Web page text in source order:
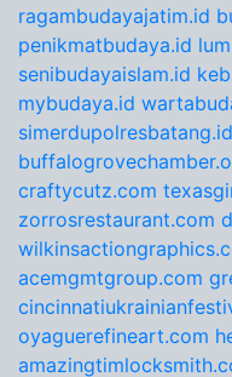
ragambudayajatim.id
penikmatbudaya.id
senibudayaislam.id
mybudaya.id
simerdupolresbatang.id
craftycutz.com
zorrosrestaurant.com
acemgmtgroup.com
oyaguerefineart.com